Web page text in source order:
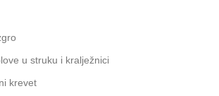
u struku i kralježnici
krevet